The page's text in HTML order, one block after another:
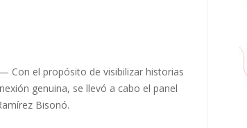
— Con el propósito de visibilizar historias
genuina, se llevó a cabo el panel
Bisonó.